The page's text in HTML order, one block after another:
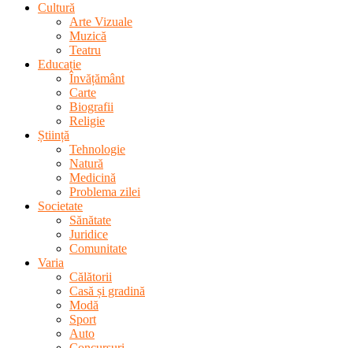
Cultură
Arte Vizuale
Muzică
Teatru
Educație
Învățământ
Carte
Biografii
Religie
Știință
Tehnologie
Natură
Medicină
Problema zilei
Societate
Sănătate
Juridice
Comunitate
Varia
Călătorii
Casă și gradină
Modă
Sport
Auto